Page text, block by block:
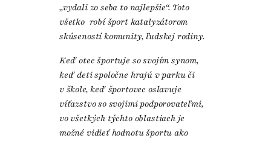
„vydali zo seba to najlepšie“. Toto
všetko robí šport katalyzátorom
skúseností komunity, ľudskej rodiny.
Keď otec športuje so svojím synom,
keď deti spoločne hrajú v parku či
v škole, keď športovec oslavuje
víťazstvo so svojimi podporovateľmi,
vo všetkých týchto oblastiach je
možné vidieť hodnotu športu ako